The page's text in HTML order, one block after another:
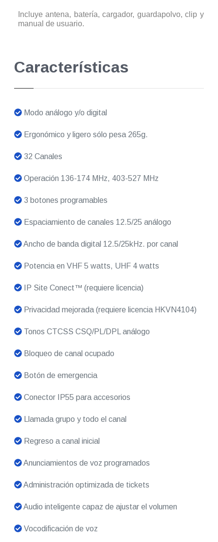
Incluye antena, batería, cargador, guardapolvo, clip y
manual de usuario.
Características
Modo análogo y/o digital
Ergonómico y ligero sólo pesa 265g.
32 Canales
Operación 136-174 MHz, 403-527 MHz
3 botones programables
Espaciamiento de canales 12.5/25 análogo
Ancho de banda digital 12.5/25kHz. por canal
Potencia en VHF 5 watts, UHF 4 watts
IP Site Conect™ (requiere licencia)
Privacidad mejorada (requiere licencia HKVN4104)
Tonos CTCSS CSQ/PL/DPL análogo
Bloqueo de canal ocupado
Botón de emergencia
Conector IP55 para accesorios
Llamada grupo y todo el canal
Regreso a canal inicial
Anunciamientos de voz programados
Administración optimizada de tickets
Audio inteligente capaz de ajustar el volumen
Vocodificación de voz